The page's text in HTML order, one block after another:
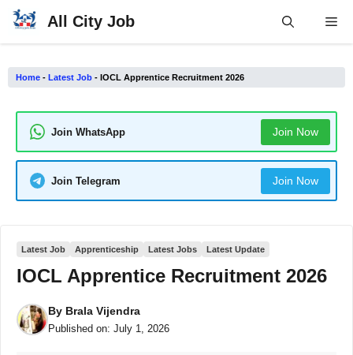
Skip
All City Job
Home - Latest Job - IOCL Apprentice Recruitment 2026
Join WhatsApp Join Now
Join Telegram Join Now
Latest Job Apprenticeship Latest Jobs Latest Update
IOCL Apprentice Recruitment 2026
By Brala Vijendra
Published on: July 1, 2026